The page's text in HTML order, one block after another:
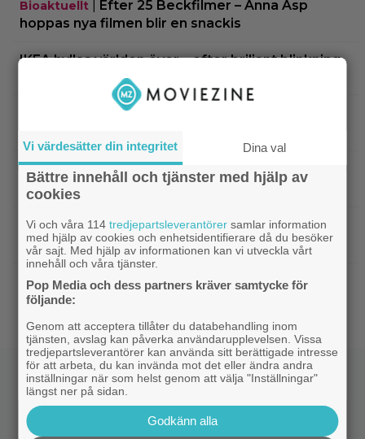
Bioaktuellt
Efter 25 Beckfilmer – Anna Asp
hoppas nya filmen blir en snackis
IKEA hyllas världen över – efter briljant blinkning
till Alexander Skarsgård
Bortglömd komedi från 1984 blev
HBO Max|Två nya skådisar redo att skapa
drama i ”Heated Rivalry” säsong 2
Netflix |Netflix har stängt in en snubbe i en
reklamskylt – PR-tricket som får LA att titta upp
Dokumentär|Hör Sveriges märkligaste skratt i
trailern till ”Bäst i världen”
Vi värdesätter din integritet Dina val
Bättre innehåll och tjänster med hjälp av
cookies
Vi och våra 114tredjepartsleverantörer samlar information
med hjälp av cookies och enhetsidentifierare då du besöker
vår sajt. Med hjälp av informationen kan vi utveckla vårt
innehåll och våra tjänster.
Pop Media och dess partners kräver samtycke för
följande:
Genom att acceptera tillåter du databehandling inom
tjänsten, avslag kan påverka användarupplevelsen. Vissa
tredjepartsleverantörer kan använda sitt berättigade intresse
för att arbeta, du kan invända mot det eller ändra andra
inställningar när som helst genom att välja "Inställningar"
längst ner på sidan.
Godkänn alla